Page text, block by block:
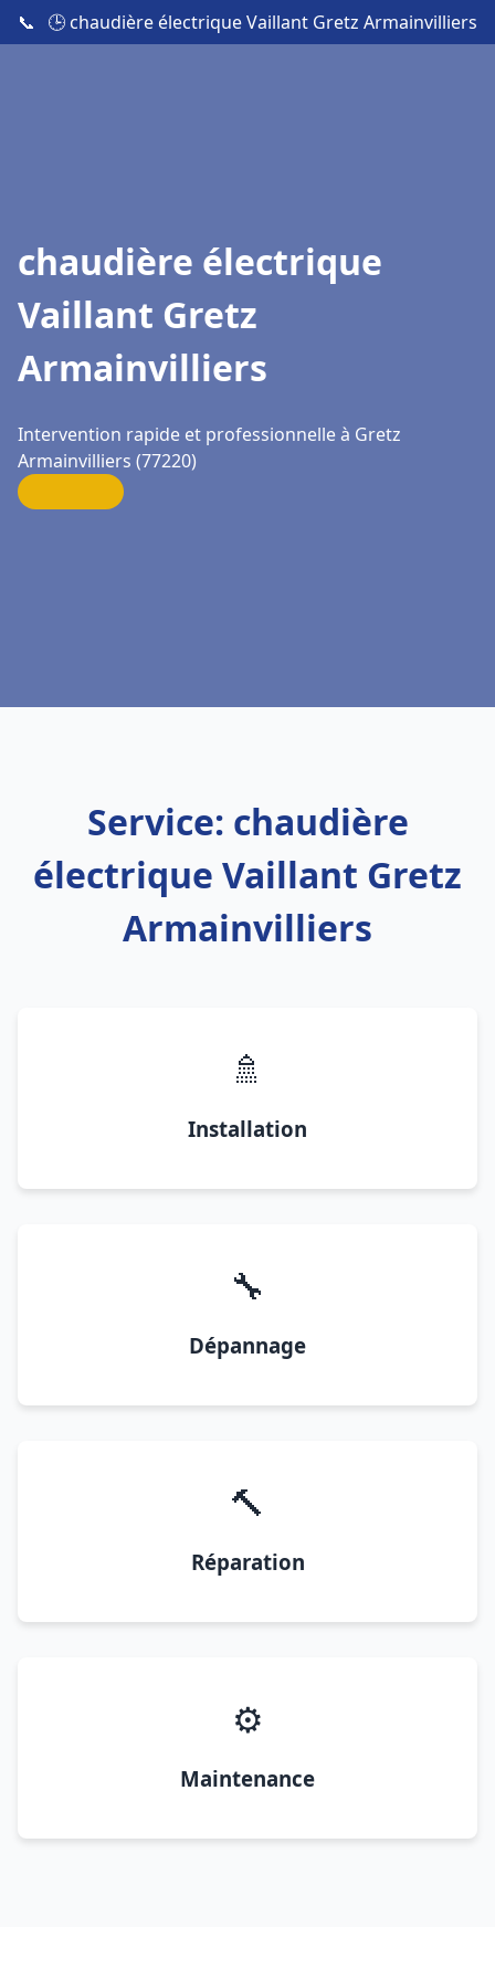
📞 🕒 chaudière électrique Vaillant Gretz Armainvilliers
chaudière électrique
Vaillant Gretz
Armainvilliers
Intervention rapide et professionnelle à Gretz
Armainvilliers (77220)
Service: chaudière
électrique Vaillant Gretz
Armainvilliers
🚿
Installation
🔧
Dépannage
🔨
Réparation
⚙️
Maintenance